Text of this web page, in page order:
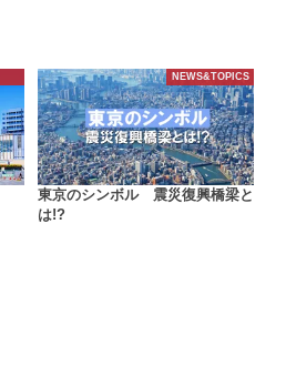
NEWS&TOPICS
東京のシンボル 震災復興橋梁と
は!?